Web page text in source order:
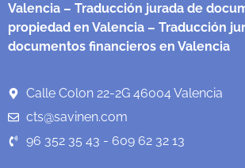
Valencia – Traducción jurada de
propiedad en Valencia – Traducción
documentos financieros en Valencia
Calle Colon 22-2G 46004 Valencia
cts@savinen.com
96 352 35 43 - 609 62 32 13